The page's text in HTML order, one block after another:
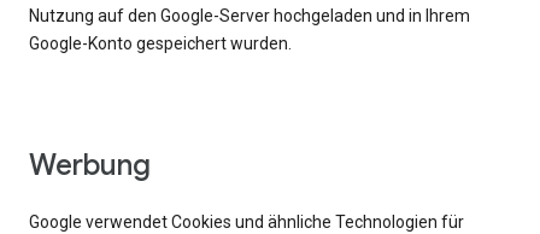
Nutzung auf den Google-Server hochgeladen und in Ihrem
Google-Konto gespeichert wurden.
Werbung
Google verwendet Cookies und ähnliche Technologien für